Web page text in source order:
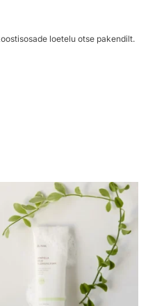
loetelu otse pakendilt.